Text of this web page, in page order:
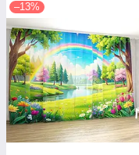
–13%